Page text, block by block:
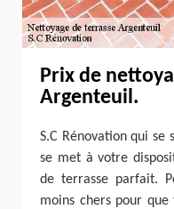
Prix de
Argenteuil.
S.C Rénovation qui
se met à votre
de terrasse parfait.
moins chers pour